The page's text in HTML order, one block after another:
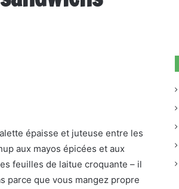
épaisse et juteuse entre les
aux mayos épicées et aux
feuilles de laitue croquante – il
parce que vous mangez propre